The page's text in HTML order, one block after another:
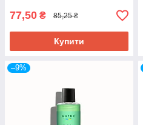
77,50 ₴ 85,25 ₴
Купити
–9%